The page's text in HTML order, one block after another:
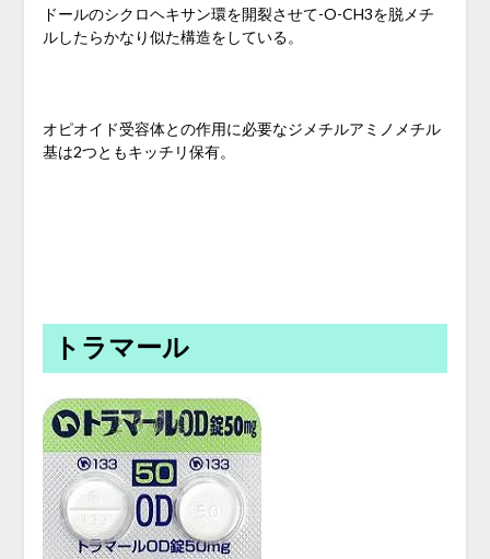
ドールのシクロヘキサン環を開裂させて-O-CH3を脱メチ
ルしたらかなり似た構造をしている。
オピオイド受容体との作用に必要なジメチルアミノメチル
基は2つともキッチリ保有。
トラマール